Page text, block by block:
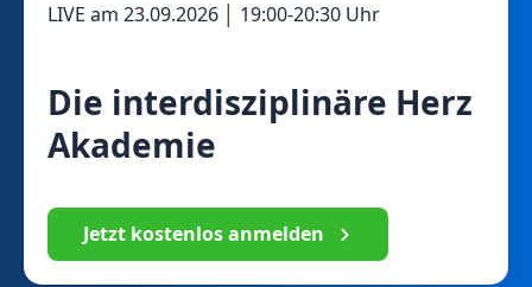
LIVE am 23.09.2026 19:00-20:30 Uhr
Die interdisziplinäre Herz
Akademie
Jetzt kostenlos anmelden